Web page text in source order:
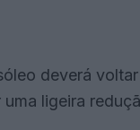
deverá
ligeira